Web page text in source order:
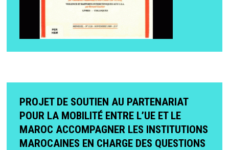
PROJET DE SOUTIEN AU PARTENARIAT
POUR LA MOBILITÉ ENTRE L’UE ET LE
MAROC ACCOMPAGNER LES INSTITUTIONS
MAROCAINES EN CHARGE DES QUESTIONS